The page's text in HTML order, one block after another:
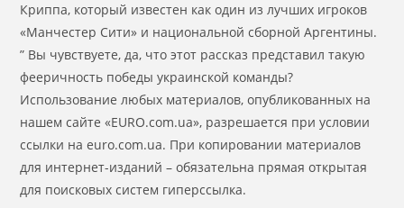
Криппа, который известен как один из лучших игроков
«Манчестер Сити» и национальной сборной Аргентины.
” Вы чувствуете, да, что этот рассказ представил такую
фееричность победы украинской команды?
Использование любых материалов, опубликованных на
нашем сайте «EURO.com.ua», разрешается при условии
ссылки на euro.com.ua. При копировании материалов
для интернет-изданий – обязательна прямая открытая
для поисковых систем гиперссылка.